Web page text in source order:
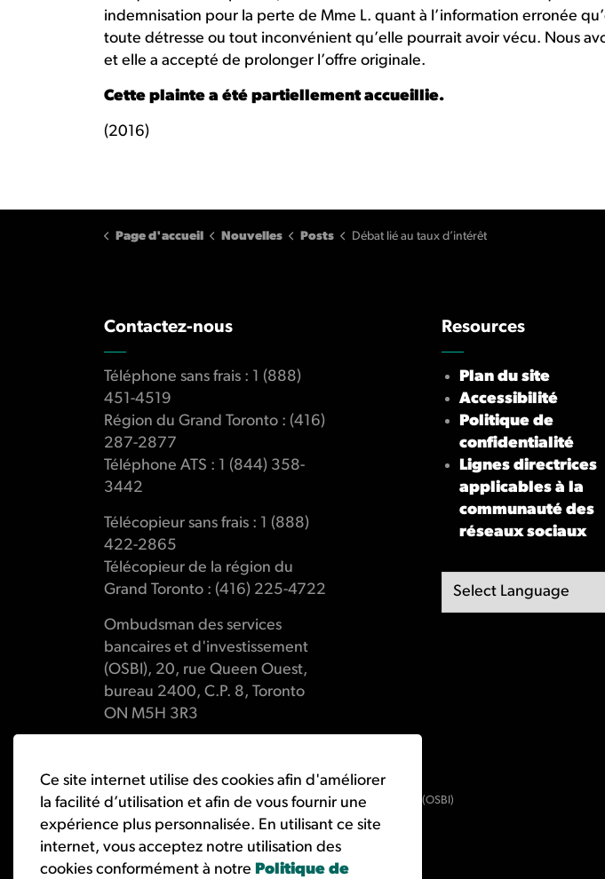
indemnisation pour la perte de Mme L. quant à l’information erronée
toute détresse ou tout inconvénient qu’elle pourrait avoir vécu. Nous
et elle a accepté de prolonger l’offre originale.
Cette plainte a été partiellement accueillie.
(2016)
Page d'accueil Nouvelles Posts Débat lié au taux d’intérêt
Contactez-nous
Téléphone sans frais : 1 (888)
451-4519
Région du Grand Toronto : (416)
287-2877
Téléphone ATS : 1 (844) 358-
3442
Télécopieur sans frais : 1 (888)
422-2865
Télécopieur de la région du
Grand Toronto : (416) 225-4722
Ombudsman des services
bancaires et d'investissement
(OSBI), 20, rue Queen Ouest,
bureau 2400, C.P. 8, Toronto
ON M5H 3R3
Resources
Plan du site
Accessibilité
Politique de
confidentialité
Lignes directrices
applicables à la
communauté des
réseaux sociaux
© 2026 Ombudsman des services bancaires et d'investissement (OSBI)
Ce site internet utilise des cookies afin d'améliorer
la facilité d’utilisation et afin de vous fournir une
expérience plus personnalisée. En utilisant ce site
internet, vous acceptez notre utilisation des
cookies conformément à notre Politique de